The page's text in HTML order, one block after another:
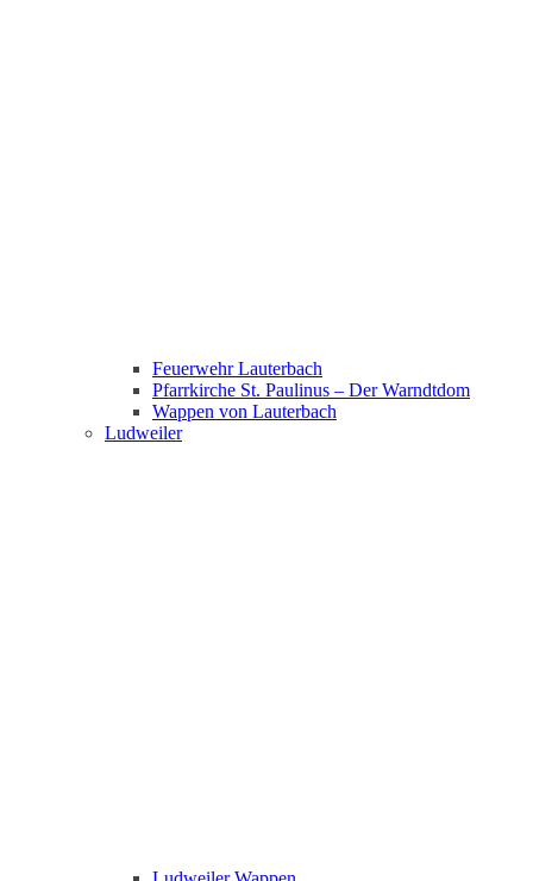
Feuerwehr Lauterbach
Pfarrkirche St. Paulinus – Der Warndtdom
Wappen von Lauterbach
Ludweiler